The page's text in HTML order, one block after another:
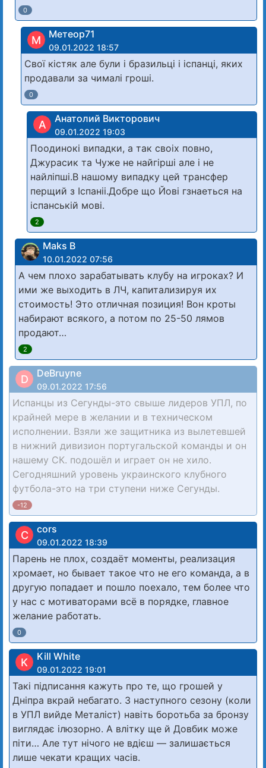
0
М Метеор71
09.01.2022 18:57
Свої кістяк але були і бразильці і іспанці, яких
продавали за чималі гроші.
0
А Анатолий Викторович
09.01.2022 19:03
Поодинокi випадки, а так своiх повно,
Джураcик та Чуже не найгiршi але i не
найлiпшi.В нашому випадку цей трансфер
перщий з Iспанii.Добре що Йовi гзнаеться на
iспанськiй мовi.
2
Maks B
10.01.2022 07:56
А чем плохо зарабатывать клубу на игроках? И
ими же выходить в ЛЧ, капитализируя их
стоимость! Это отличная позиция! Вон кроты
набирают всякого, а потом по 25-50 лямов
продают…
2
D DeBruyne
09.01.2022 17:56
Испанцы из Сегунды-это свыше лидеров УПЛ, по
крайней мере в желании и в техническом
исполнении. Взяли же защитника из вылетевшей
в нижний дивизион португальской команды и он
нашему СК. подошёл и играет он не хило.
Сегодняшний уровень украинского клубного
футбола-это на три ступени ниже Сегунды.
-12
C cors
09.01.2022 18:39
Парень не плох, создаёт моменты, реализация
хромает, но бывает такое что не его команда, а в
другую попадает и пошло поехало, тем более что
у нас с мотиваторами всё в порядке, главное
желание работать.
0
K Kill White
09.01.2022 19:01
Такі підписання кажуть про те, що грошей у
Дніпра вкрай небагато. З наступного сезону (коли
в УПЛ вийде Металіст) навіть боротьба за бронзу
виглядає ілюзорно. А влітку ще й Довбик може
піти… Але тут нічого не вдієш — залишається
лише чекати кращих часів.